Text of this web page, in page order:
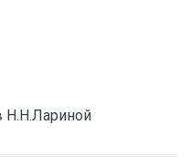
Н.Н.Лариной